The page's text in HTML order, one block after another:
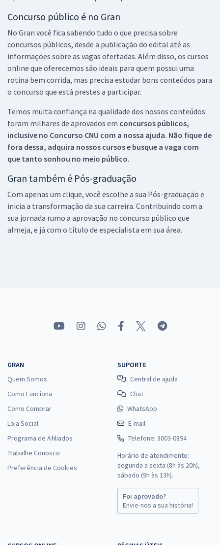
Concurso público é no Gran
No Gran você fica sabendo tudo o que precisa sobre
concursos públicos, desde a publicação do edital até as
informações sobre as vagas ofertadas. Além disso, os cursos
online que oferecemos são ideais para quem possui uma
rotina bem corrida, mas precisa estudar bons conteúdos para
o concurso que está prestes a participar.
Temos muita confiança na qualidade dos nossos conteúdos:
foram milhares de aprovados em concursos públicos,
inclusive no Concurso CNU com a nossa ajuda. Não fique de
fora dessa, adquira nossos cursos e busque a vaga com
que tanto sonhou no meio público.
Gran também é Pós-graduação
Com apenas um clique, você escolhe a sua Pós-graduação e
inicia a transformação da sua carreira. Contribuindo com a
sua jornada rumo a aprovação no concurso público que
almeja, e já com o título de especialista em sua área.
GRAN
Quem Somos
Como Funciona
Como Comprar
Loja Social
Programa de Afiliados
Trabalhe Conosco
Preferência de Cookies
SUPORTE
Central de ajuda
Chat
WhatsApp
E-mail
Telefone: 3003-0894
Horário de atendimento:
segunda a sexta (8h às 20h),
sábado (9h às 13h).
Foi aprovado?
Envie-nos a sua história!